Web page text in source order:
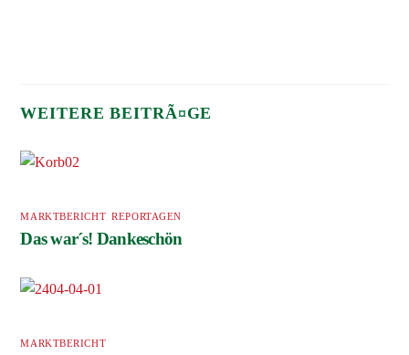
MARKTBERICHT,REPORTAGEN
Das war´s! Dankeschön
MARKTBERICHT